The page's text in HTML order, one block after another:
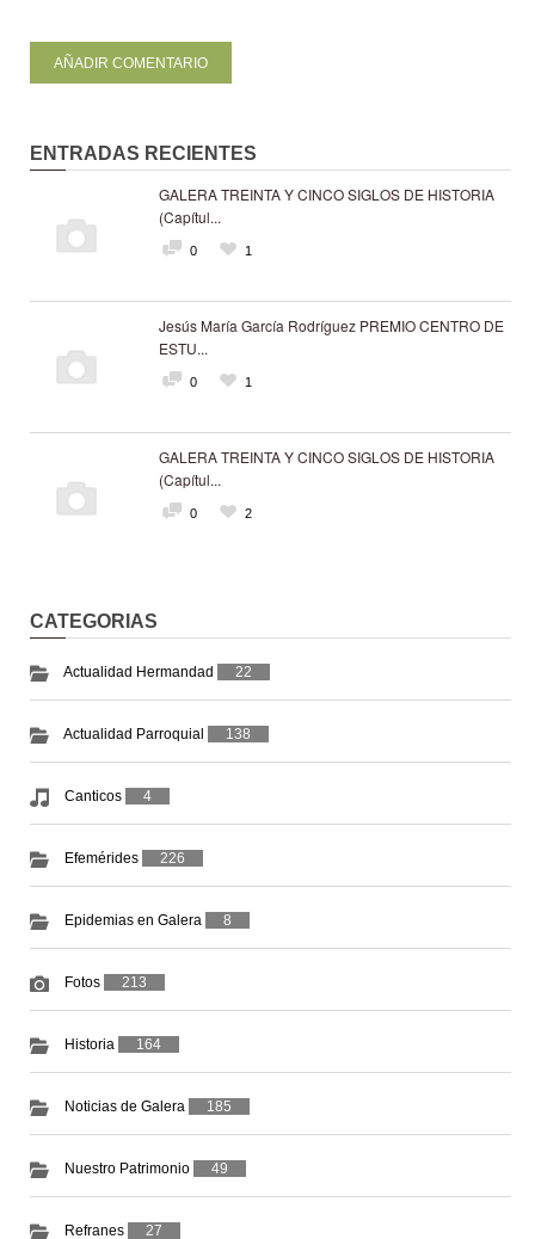
ENTRADAS RECIENTES
GALERA TREINTA Y CINCO SIGLOS DE HISTORIA
(Capítul...
0 1
Jesús María García Rodríguez PREMIO CENTRO DE
ESTU...
0 1
GALERA TREINTA Y CINCO SIGLOS DE HISTORIA
(Capítul...
0 2
CATEGORIAS
Actualidad Hermandad 22
Actualidad Parroquial 138
Canticos 4
Efemérides 226
Epidemias en Galera 8
Fotos 213
Historia 164
Noticias de Galera 185
Nuestro Patrimonio 49
Refranes 27